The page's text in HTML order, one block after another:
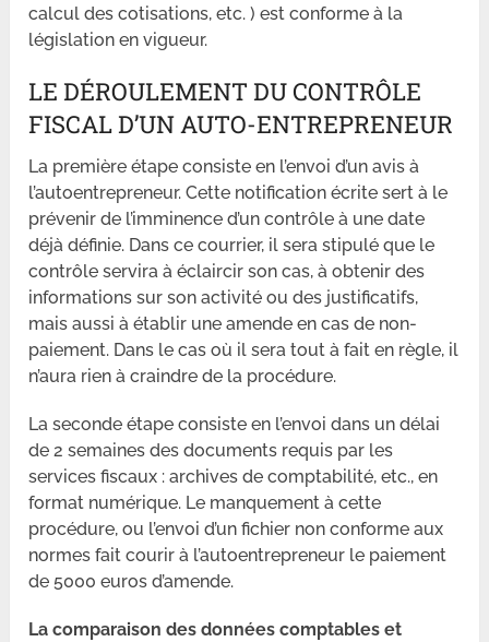
calcul des cotisations, etc. ) est conforme à la
législation en vigueur.
LE DÉROULEMENT DU CONTRÔLE
FISCAL D’UN AUTO-ENTREPRENEUR
La première étape consiste en l’envoi d’un avis à
l’autoentrepreneur. Cette notification écrite sert à le
prévenir de l’imminence d’un contrôle à une date
déjà définie. Dans ce courrier, il sera stipulé que le
contrôle servira à éclaircir son cas, à obtenir des
informations sur son activité ou des justificatifs,
mais aussi à établir une amende en cas de non-
paiement. Dans le cas où il sera tout à fait en règle, il
n’aura rien à craindre de la procédure.
La seconde étape consiste en l’envoi dans un délai
de 2 semaines des documents requis par les
services fiscaux : archives de comptabilité, etc., en
format numérique. Le manquement à cette
procédure, ou l’envoi d’un fichier non conforme aux
normes fait courir à l’autoentrepreneur le paiement
de 5000 euros d’amende.
La comparaison des données comptables et